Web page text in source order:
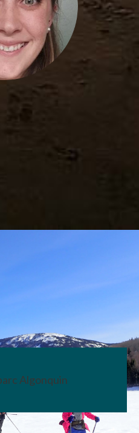
Algonquin